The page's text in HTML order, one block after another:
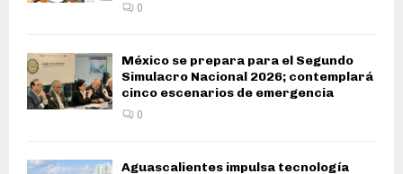
0
México se prepara para el Segundo
Simulacro Nacional 2026; contemplará
cinco escenarios de emergencia
0
Aguascalientes impulsa tecnología